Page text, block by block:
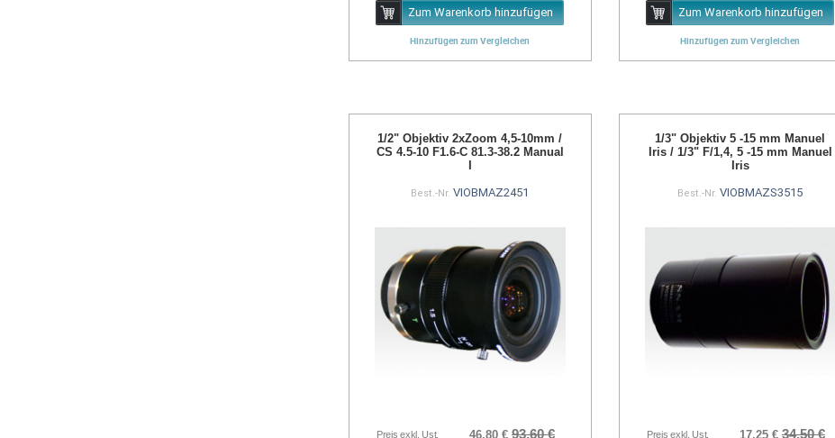
Zum Warenkorb hinzufügen
Hinzufügen zum Vergleichen
Zum Warenkorb hinzufügen
Hinzufügen zum Vergleichen
1/2" Objektiv 2xZoom 4,5-10mm /
CS 4.5-10 F1.6-C 81.3-38.2 Manual
I
Best.-Nr.VIOBMAZ2451
Preis exkl. Ust. 46,80 € 93,60 €
1/3" Objektiv 5 -15 mm Manuel
Iris / 1/3" F/1,4, 5 -15 mm Manuel
Iris
Best.-Nr.VIOBMAZS3515
Preis exkl. Ust. 17,25 € 34,50 €